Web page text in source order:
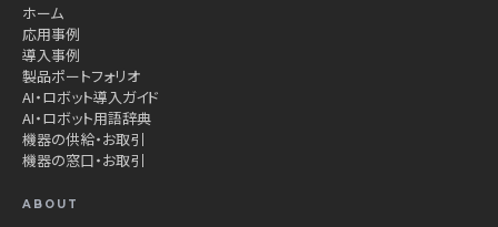
ホーム
応用事例
導入事例
製品ポートフォリオ
AI・ロボット導入ガイド
AI・ロボット用語辞典
機器の供給・お取引
機器の窓口・お取引
ABOUT